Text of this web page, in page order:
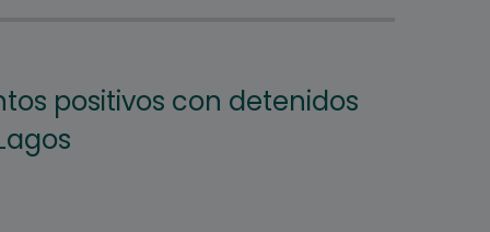
positivos con detenidos